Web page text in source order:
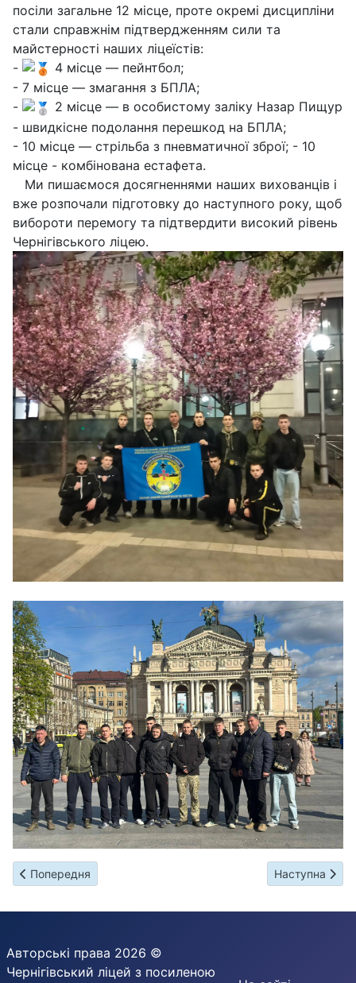
посіли загальне 12 місце, проте окремі дисципліни
стали справжнім підтвердженням сили та
майстерності наших ліцеїстів:
-
4 місце — пейнтбол;
- 7 місце — змагання з БПЛА;
-
2 місце — в особистому заліку Назар Пищур
- швидкісне подолання перешкод на БПЛА;
- 10 місце — стрільба з пневматичної зброї; - 10
місце - комбінована естафета.
Ми пишаємося досягненнями наших вихованців і
вже розпочали підготовку до наступного року, щоб
вибороти перемогу та підтвердити високий рівень
Чернігівського ліцею.
Попередня стаття: Освіта майбутнього твориться сьогодні!
Попередня Наступна
Наступна
Авторські права 2026 ©
Чернігівський ліцей з посиленою